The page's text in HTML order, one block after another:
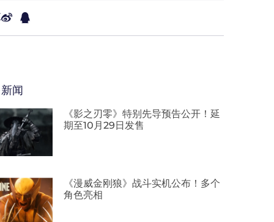
闻
《影之刃零》特别先导预告公开！延
期至10月29日发售
《漫威金刚狼》战斗实机公布！多个
角色亮相